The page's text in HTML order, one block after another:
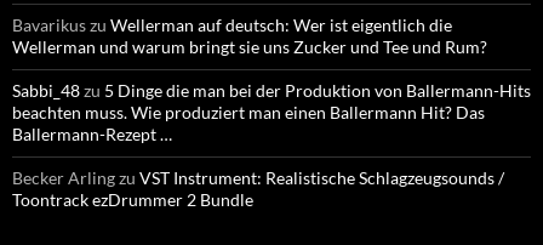
Bavarikuszu Wellerman auf deutsch: Wer ist eigentlich die
Wellerman und warum bringt sie uns Zucker und Tee und Rum?
Sabbi_48zu 5 Dinge die man bei der Produktion von Ballermann-Hits
beachten muss. Wie produziert man einen Ballermann Hit? Das
Ballermann-Rezept …
Becker Arlingzu VST Instrument: Realistische Schlagzeugsounds /
Toontrack ezDrummer 2 Bundle